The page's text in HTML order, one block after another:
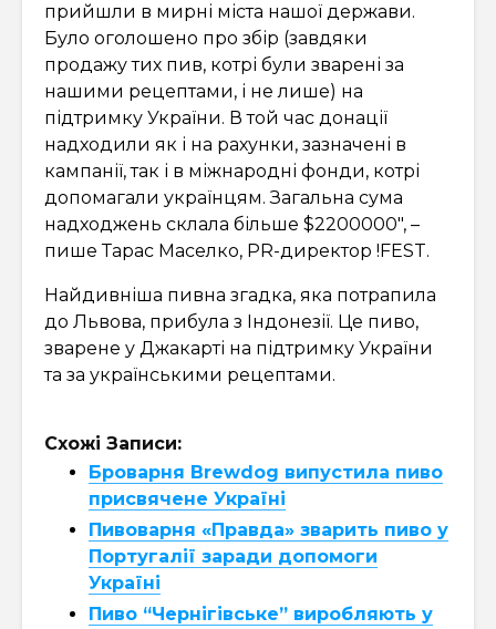
прийшли в мирні міста нашої держави.
Було оголошено про збір (завдяки
продажу тих пив, котрі були зварені за
нашими рецептами, і не лише) на
підтримку України. В той час донації
надходили як і на рахунки, зазначені в
кампанії, так і в міжнародні фонди, котрі
допомагали українцям. Загальна сума
надходжень склала більше $2200000″, –
пише Тарас Маселко, PR-директор !FEST.
Найдивніша пивна згадка, яка потрапила
до Львова, прибула з Індонезії. Це пиво,
зварене у Джакарті на підтримку України
та за українськими рецептами.
Схожі Записи:
Броварня Brewdog випустила пиво
присвячене Україні
Пивоварня «Правда» зварить пиво у
Португалії заради допомоги
Україні
Пиво “Чернігівське” виробляють у